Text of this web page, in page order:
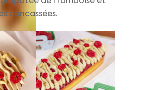
concassées.